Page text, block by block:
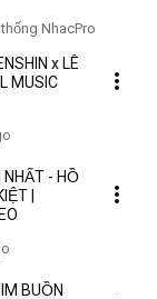
NhacPro
x LÊ
MUSIC
- HỒ
|
BUỒN